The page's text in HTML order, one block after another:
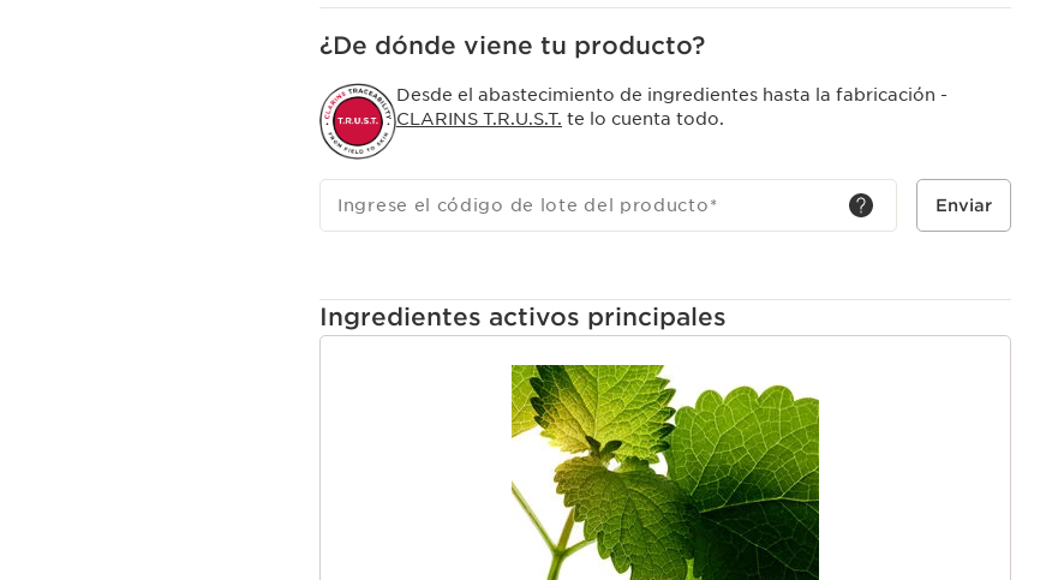
espuma fina.
¿De dónde viene tu producto?
Desde el abastecimiento de ingredientes hasta la fabricación -
CLARINS T.R.U.S.T. te lo cuenta todo.
Ingrese el código de lote del producto* Enviar
Ingredientes activos principales